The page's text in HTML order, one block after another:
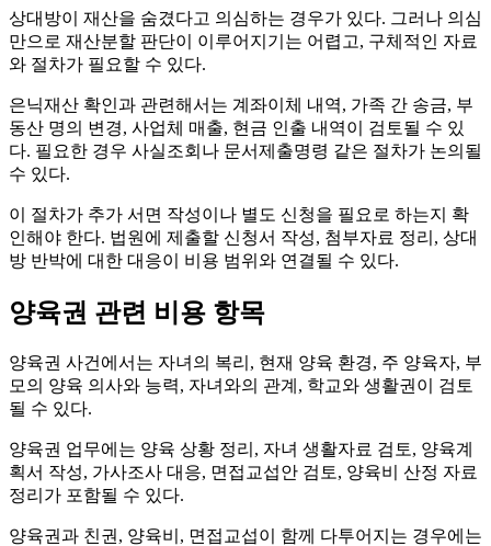
상대방이 재산을 숨겼다고 의심하는 경우가 있다. 그러나 의심
만으로 재산분할 판단이 이루어지기는 어렵고, 구체적인 자료
와 절차가 필요할 수 있다.
은닉재산 확인과 관련해서는 계좌이체 내역, 가족 간 송금, 부
동산 명의 변경, 사업체 매출, 현금 인출 내역이 검토될 수 있
다. 필요한 경우 사실조회나 문서제출명령 같은 절차가 논의될
수 있다.
이 절차가 추가 서면 작성이나 별도 신청을 필요로 하는지 확
인해야 한다. 법원에 제출할 신청서 작성, 첨부자료 정리, 상대
방 반박에 대한 대응이 비용 범위와 연결될 수 있다.
양육권 관련 비용 항목
양육권 사건에서는 자녀의 복리, 현재 양육 환경, 주 양육자, 부
모의 양육 의사와 능력, 자녀와의 관계, 학교와 생활권이 검토
될 수 있다.
양육권 업무에는 양육 상황 정리, 자녀 생활자료 검토, 양육계
획서 작성, 가사조사 대응, 면접교섭안 검토, 양육비 산정 자료
정리가 포함될 수 있다.
양육권과 친권, 양육비, 면접교섭이 함께 다투어지는 경우에는